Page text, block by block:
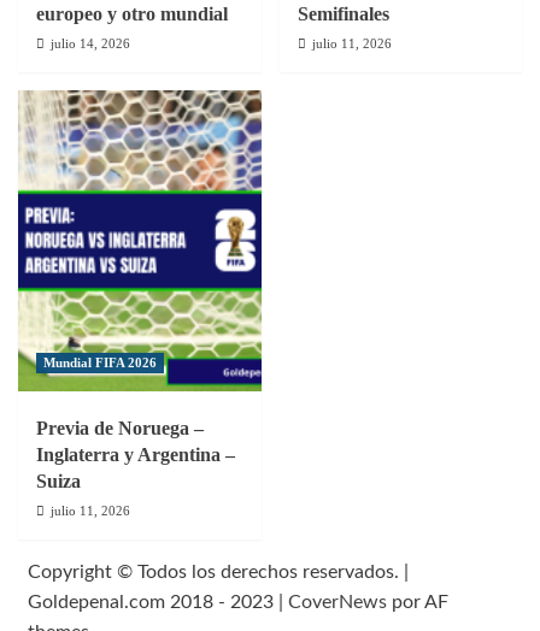
europeo y otro mundial
julio 14, 2026
Semifinales
julio 11, 2026
Mundial FIFA 2026
Previa de Noruega –
Inglaterra y Argentina –
Suiza
julio 11, 2026
Copyright © Todos los derechos reservados. |
Goldepenal.com 2018 - 2023
CoverNewspor AF